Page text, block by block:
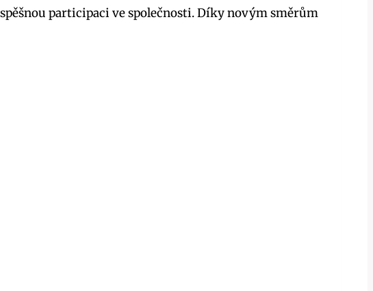
participaci ve společnosti. Díky novým směrům